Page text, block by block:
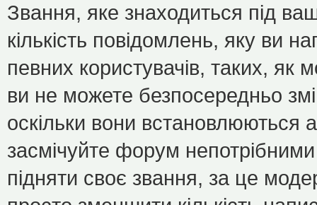
Звання, яке знаходиться під
кількість повідомлень, яку ви
певних користувачів, таких, як
ви не можете безпосередньо
оскільки вони встановлюються
засмічуйте форум
підняти своє звання, за це